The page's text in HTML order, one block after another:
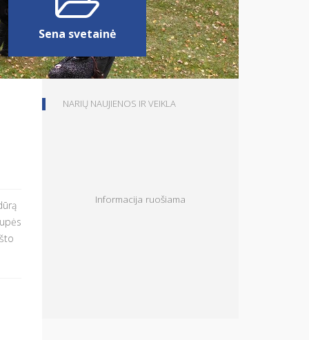
Sena svetainė
NARIŲ NAUJIENOS IR VEIKLA
Informacija ruošiama